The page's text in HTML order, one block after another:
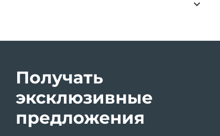
Получать
эксклюзивные
предложения